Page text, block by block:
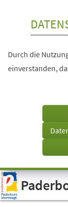
Visuelle
Assistenzsoftware
öffnen.
Durch die
einverstanden,